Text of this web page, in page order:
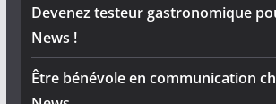
Devenez testeur gastronomique
News !
Être bénévole en communication